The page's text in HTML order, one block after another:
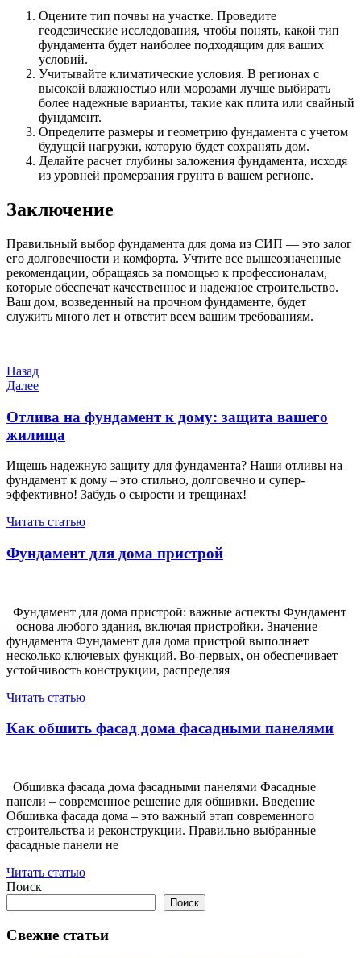
Оцените тип почвы на участке. Проведите
геодезические исследования, чтобы понять, какой тип
фундамента будет наиболее подходящим для ваших
условий.
Учитывайте климатические условия. В регионах с
высокой влажностью или морозами лучше выбирать
более надежные варианты, такие как плита или свайный
фундамент.
Определите размеры и геометрию фундамента с учетом
будущей нагрузки, которую будет сохранять дом.
Делайте расчет глубины заложения фундамента, исходя
из уровней промерзания грунта в вашем регионе.
Заключение
Правильный выбор фундамента для дома из СИП — это залог
его долговечности и комфорта. Учтите все вышеозначенные
рекомендации, обращаясь за помощью к профессионалам,
которые обеспечат качественное и надежное строительство.
Ваш дом, возведенный на прочном фундаменте, будет
служить много лет и ответит всем вашим требованиям.
Навигация
по
записям
Предыдущая
запись
Назад
Следующая
Далее
Отлива на фундамент к дому: защита вашего
жилища
Ищешь надежную защиту для фундамента? Наши отливы на
фундамент к дому – это стильно, долговечно и супер-
эффективно! Забудь о сырости и трещинах!
Читать статью
Фундамент для дома пристрой
Фундамент для дома пристрой: важные аспекты Фундамент
– основа любого здания, включая пристройки. Значение
фундамента Фундамент для дома пристрой выполняет
несколько ключевых функций. Во-первых, он обеспечивает
устойчивость конструкции, распределяя
Читать статью
Как обшить фасад дома фасадными панелями
Обшивка фасада дома фасадными панелями Фасадные
панели – современное решение для обшивки. Введение
Обшивка фасада дома – это важный этап современного
строительства и реконструкции. Правильно выбранные
фасадные панели не
Читать статью
Поиск
Поиск
Свежие статьи